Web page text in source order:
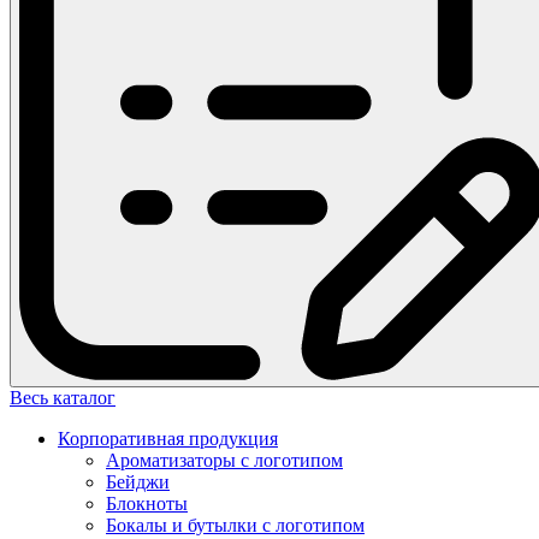
Весь каталог
Корпоративная продукция
Ароматизаторы с логотипом
Бейджи
Блокноты
Бокалы и бутылки с логотипом